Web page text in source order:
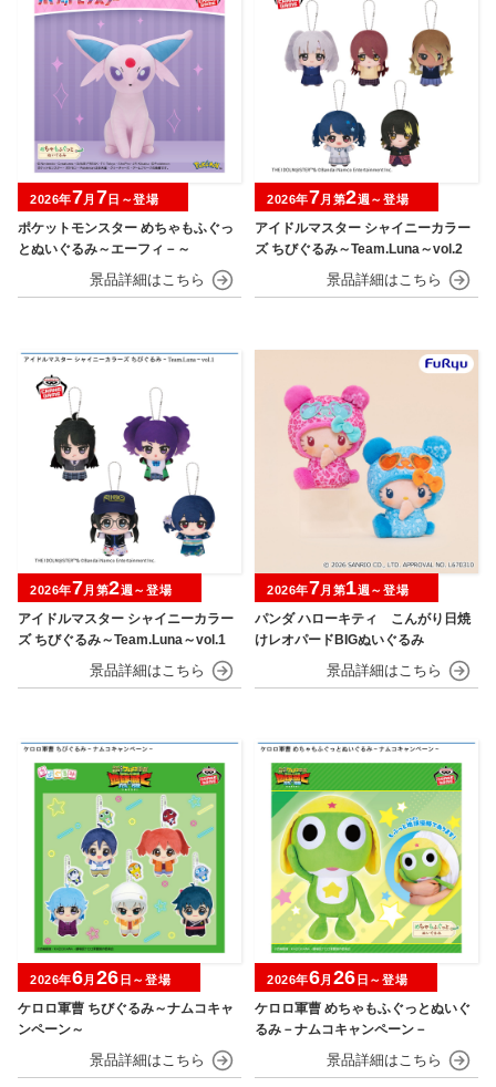
ポケットモンスター めちゃもふぐっ
とぬいぐるみ～エーフィ－～
2026年7月 7 日～登場
アイドルマスター シャイニーカラー
ズ ちびぐるみ～Team.Luna～vol.2
2026年7月第2週～登場
アイドルマスター シャイニーカラー
ズ ちびぐるみ～Team.Luna～vol.1
2026年7月第2週～登場
パンダ ハローキティ こんがり日焼
けレオパードBIGぬいぐるみ
2026年7月第1週～登場
ケロロ軍曹 ちびぐるみ～ナムコキャ
ンペーン～
2026年6月 26 日～登場
ケロロ軍曹 めちゃもふぐっとぬいぐ
るみ－ナムコキャンペーン－
2026年6月 26 日～登場